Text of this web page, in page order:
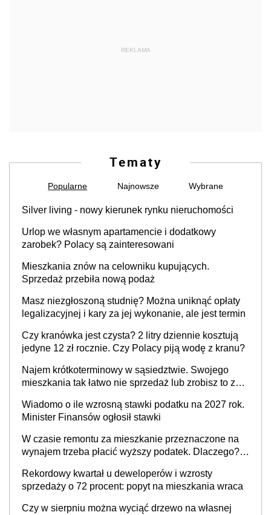
REKLAMA
Tematy
Popularne Najnowsze Wybrane
Silver living - nowy kierunek rynku nieruchomości
Urlop we własnym apartamencie i dodatkowy
zarobek? Polacy są zainteresowani
Mieszkania znów na celowniku kupujących.
Sprzedaż przebiła nową podaż
Masz niezgłoszoną studnię? Można uniknąć opłaty
legalizacyjnej i kary za jej wykonanie, ale jest termin
Czy kranówka jest czysta? 2 litry dziennie kosztują
jedyne 12 zł rocznie. Czy Polacy piją wodę z kranu?
Najem krótkoterminowy w sąsiedztwie. Swojego
mieszkania tak łatwo nie sprzedaż lub zrobisz to ze
Wiadomo o ile wzrosną stawki podatku na 2027 rok.
Minister Finansów ogłosił stawki
W czasie remontu za mieszkanie przeznaczone na
wynajem trzeba płacić wyższy podatek. Dlaczego?
Rekordowy kwartał u deweloperów i wzrosty
sprzedaży o 72 procent: popyt na mieszkania wraca
Czy w sierpniu można wyciąć drzewo na własnej